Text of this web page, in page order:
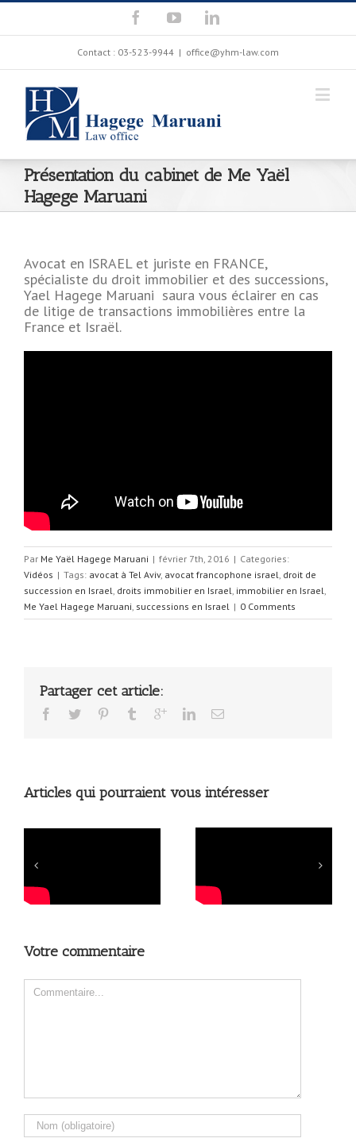
Contact : 03-523-9944 | office@yhm-law.com
Présentation du cabinet de Me Yaël
Hagege Maruani
Avocat en ISRAEL et juriste en FRANCE,
spécialiste du droit immobilier et des successions,
Yael Hagege Maruani saura vous éclairer en cas
de litige de transactions immobilières entre la
France et Israël.
Par Me Yaël Hagege Maruani | février 7th, 2016 | Categories:
Vidéos | Tags: avocat à Tel Aviv, avocat francophone israel, droit de
succession en Israel, droits immobilier en Israel, immobilier en Israel,
Me Yael Hagege Maruani, successions en Israel | 0 Comments
Partager cet article:
Articles qui pourraient vous intéresser
Votre commentaire